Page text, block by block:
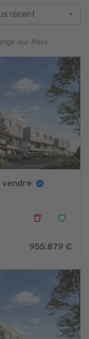
sur-Mess
vendre
955.879 €